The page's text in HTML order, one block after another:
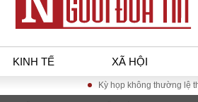
KINH TẾ XÃ HỘI
Kỳ họp không thường lệ thứ